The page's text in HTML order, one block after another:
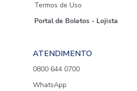
Termos de Uso
Portal de Boletos - Lojista
ATENDIMENTO
0800 644 0700
WhatsApp